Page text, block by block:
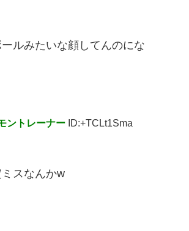
ルみたいな顔してんのにな
ントレーナー ID:+TCLt1Sma
スなんかw